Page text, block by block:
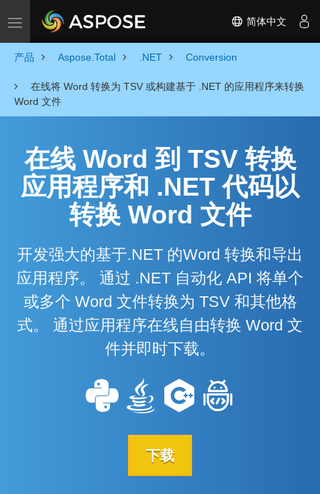
Toggle navigation 简体中文
产品 Aspose.Total .NET Conversion
在线将 Word 转换为 TSV 或构建基于 .NET 的应用程序来转换
Word 文件
在线 Word 到 TSV 转换
应用程序和 .NET 代码以
转换 Word 文件
开发强大的基于.NET 的Word 转换和导出
应用程序。 通过 .NET 自动化 API 将单个
或多个 Word 文件转换为 TSV 和其他格
式。 通过应用程序在线自由转换 Word 文
件并即时下载。
下载